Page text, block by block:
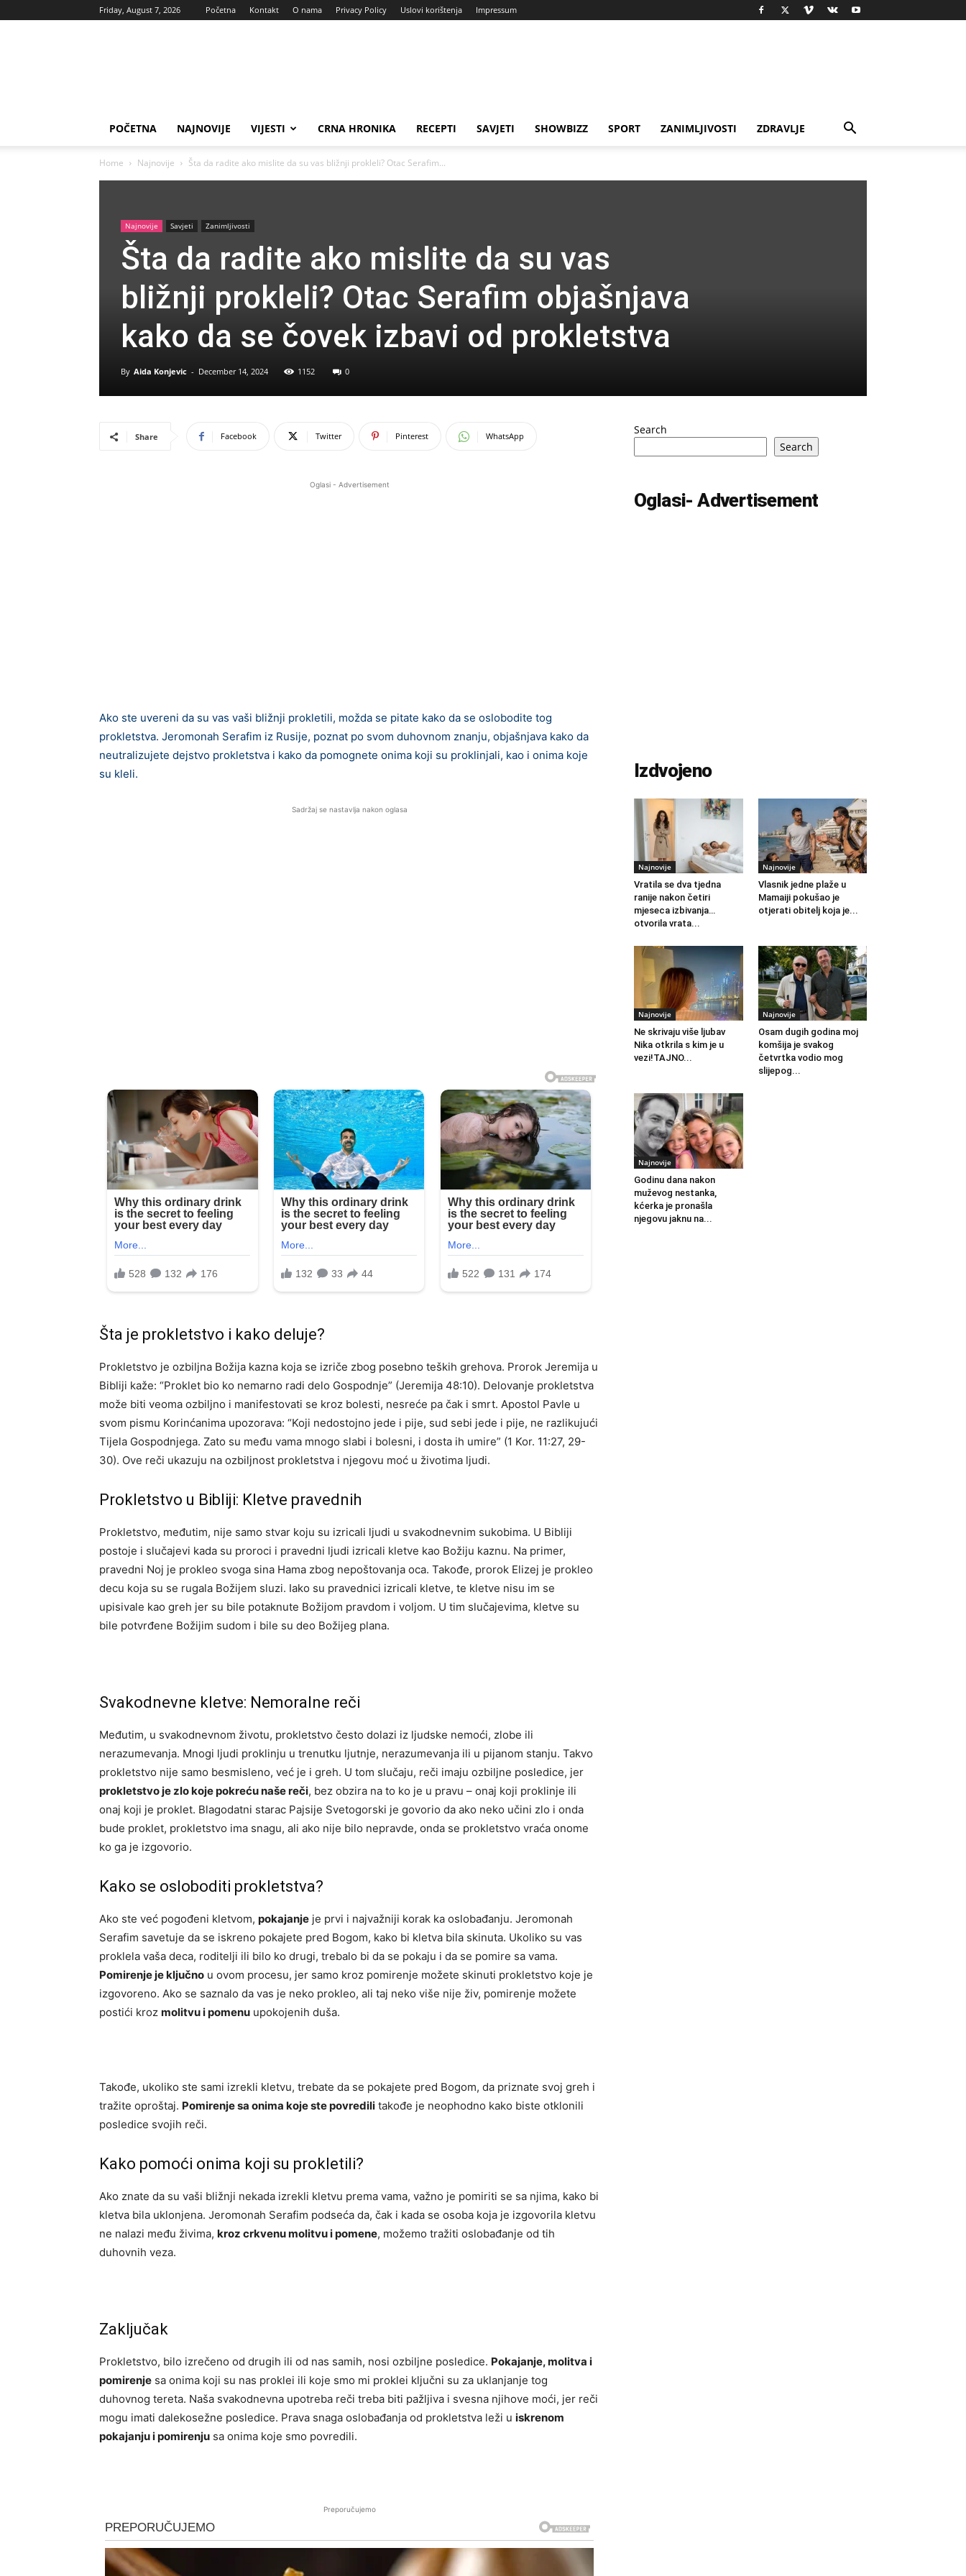
Friday, August 7, 2026 Početna Kontakt O nama Privacy Policy Uslovi korištenja Impressum
POČETNA NAJNOVIJE VIJESTI CRNA HRONIKA RECEPTI SAVJETI SHOWBIZZ SPORT ZANIMLJIVOSTI ZDRAVLJE
Home Najnovije Šta da radite ako mislite da su vas bližnji prokleli? Otac Serafim...
Najnovije Savjeti Zanimljivosti
Šta da radite ako mislite da su vas
bližnji prokleli? Otac Serafim objašnjava
kako da se čovek izbavi od prokletstva
By Aida Konjevic - December 14, 2024 1152 0
Share Facebook Twitter Pinterest WhatsApp
Oglasi - Advertisement
Ako ste uvereni da su vas vaši bližnji prokletili, možda se pitate kako da se oslobodite tog
prokletstva. Jeromonah Serafim iz Rusije, poznat po svom duhovnom znanju, objašnjava kako da
neutralizujete dejstvo prokletstva i kako da pomognete onima koji su proklinjali, kao i onima koje
su kleli.
Sadržaj se nastavlja nakon oglasa
Šta je prokletstvo i kako deluje?
Prokletstvo je ozbiljna Božija kazna koja se izriče zbog posebno teških grehova. Prorok Jeremija u
Bibliji kaže: “Proklet bio ko nemarno radi delo Gospodnje” (Jeremija 48:10). Delovanje prokletstva
može biti veoma ozbiljno i manifestovati se kroz bolesti, nesreće pa čak i smrt. Apostol Pavle u
svom pismu Korinćanima upozorava: “Koji nedostojno jede i pije, sud sebi jede i pije, ne razlikujući
Tijela Gospodnjega. Zato su među vama mnogo slabi i bolesni, i dosta ih umire” (1 Kor. 11:27, 29-
30). Ove reči ukazuju na ozbiljnost prokletstva i njegovu moć u životima ljudi.
Prokletstvo u Bibliji: Kletve pravednih
Prokletstvo, međutim, nije samo stvar koju su izricali ljudi u svakodnevnim sukobima. U Bibliji
postoje i slučajevi kada su proroci i pravedni ljudi izricali kletve kao Božiju kaznu. Na primer,
pravedni Noj je prokleo svoga sina Hama zbog nepoštovanja oca. Takođe, prorok Elizej je prokleo
decu koja su se rugala Božijem sluzi. Iako su pravednici izricali kletve, te kletve nisu im se
upisivale kao greh jer su bile potaknute Božijom pravdom i voljom. U tim slučajevima, kletve su
bile potvrđene Božijim sudom i bile su deo Božijeg plana.
Svakodnevne kletve: Nemoralne reči
Međutim, u svakodnevnom životu, prokletstvo često dolazi iz ljudske nemoći, zlobe ili
nerazumevanja. Mnogi ljudi proklinju u trenutku ljutnje, nerazumevanja ili u pijanom stanju. Takvo
prokletstvo nije samo besmisleno, već je i greh. U tom slučaju, reči imaju ozbiljne posledice, jer
prokletstvo je zlo koje pokreću naše reči, bez obzira na to ko je u pravu – onaj koji proklinje ili
onaj koji je proklet. Blagodatni starac Pajsije Svetogorski je govorio da ako neko učini zlo i onda
bude proklet, prokletstvo ima snagu, ali ako nije bilo nepravde, onda se prokletstvo vraća onome
ko ga je izgovorio.
Kako se osloboditi prokletstva?
Ako ste već pogođeni kletvom, pokajanje je prvi i najvažniji korak ka oslobađanju. Jeromonah
Serafim savetuje da se iskreno pokajete pred Bogom, kako bi kletva bila skinuta. Ukoliko su vas
proklela vaša deca, roditelji ili bilo ko drugi, trebalo bi da se pokaju i da se pomire sa vama.
Pomirenje je ključno u ovom procesu, jer samo kroz pomirenje možete skinuti prokletstvo koje je
izgovoreno. Ako se saznalo da vas je neko prokleo, ali taj neko više nije živ, pomirenje možete
postići kroz molitvu i pomenu upokojenih duša.
Takođe, ukoliko ste sami izrekli kletvu, trebate da se pokajete pred Bogom, da priznate svoj greh i
tražite oproštaj. Pomirenje sa onima koje ste povredili takođe je neophodno kako biste otklonili
posledice svojih reči.
Kako pomoći onima koji su prokletili?
Ako znate da su vaši bližnji nekada izrekli kletvu prema vama, važno je pomiriti se sa njima, kako bi
kletva bila uklonjena. Jeromonah Serafim podseća da, čak i kada se osoba koja je izgovorila kletvu
ne nalazi među živima, kroz crkvenu molitvu i pomene, možemo tražiti oslobađanje od tih
duhovnih veza.
Zaključak
Prokletstvo, bilo izrečeno od drugih ili od nas samih, nosi ozbiljne posledice. Pokajanje, molitva i
pomirenje sa onima koji su nas proklei ili koje smo mi proklei ključni su za uklanjanje tog
duhovnog tereta. Naša svakodnevna upotreba reči treba biti pažljiva i svesna njihove moći, jer reči
mogu imati dalekosežne posledice. Prava snaga oslobađanja od prokletstva leži u iskrenom
pokajanju i pomirenju sa onima koje smo povredili.
Preporučujemo
Search
Search
Oglasi- Advertisement
Izdvojeno
Najnovije
Vratila se dva tjedna
ranije nakon četiri
mjeseca izbivanja…
otvorila vrata...
Najnovije
Vlasnik jedne plaže u
Mamaiji pokušao je
otjerati obitelj koja je...
Najnovije
Ne skrivaju više ljubav
Nika otkrila s kim je u
vezi!TAJNO...
Najnovije
Osam dugih godina moj
komšija je svakog
četvrtka vodio mog
slijepog...
Najnovije
Godinu dana nakon
muževog nestanka,
kćerka je pronašla
njegovu jaknu na...